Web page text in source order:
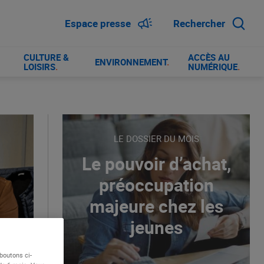
Espace presse Rechercher
CULTURE &
LOISIRS. ENVIRONNEMENT.
ACCÈS AU
NUMÉRIQUE.
LE DOSSIER DU MOIS
Le pouvoir d’achat,
préoccupation
majeure chez les
jeunes
ci-